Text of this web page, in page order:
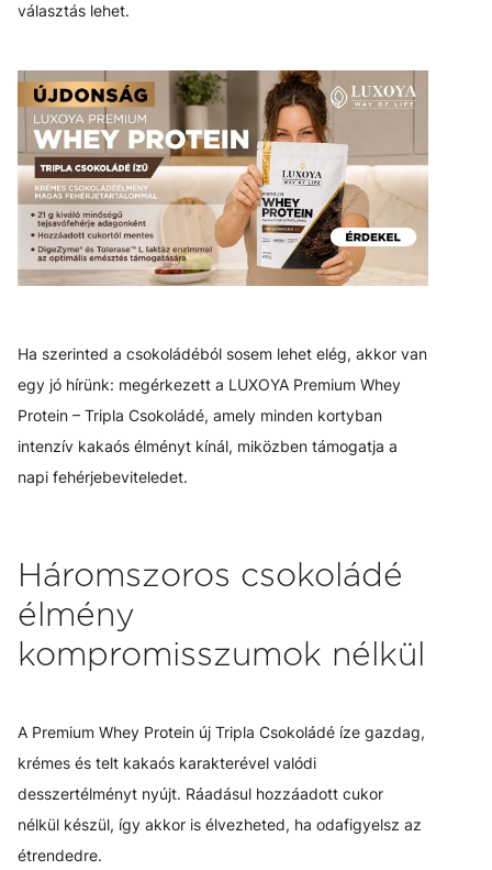
választás lehet.
Ha szerinted a csokoládéból sosem lehet elég, akkor van
egy jó hírünk: megérkezett a LUXOYA Premium Whey
Protein – Tripla Csokoládé, amely minden kortyban
intenzív kakaós élményt kínál, miközben támogatja a
napi fehérjebeviteledet.
Háromszoros csokoládé
élmény
kompromisszumok nélkül
A Premium Whey Protein új Tripla Csokoládé íze gazdag,
krémes és telt kakaós karakterével valódi
desszertélményt nyújt. Ráadásul hozzáadott cukor
nélkül készül, így akkor is élvezheted, ha odafigyelsz az
étrendedre.